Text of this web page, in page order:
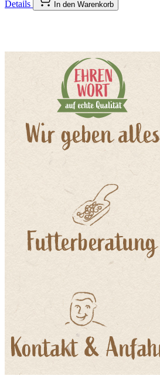
Details In den Warenkorb